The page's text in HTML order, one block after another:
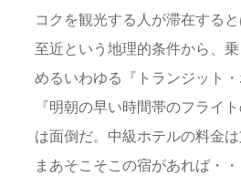
コクを観光する人が滞在する
至近という地理的条件から、
めるいわゆる『トランジット・
『明朝の早い時間帯のフライ
は面倒だ。中級ホテルの料金は
まあそこそこの宿があれば・